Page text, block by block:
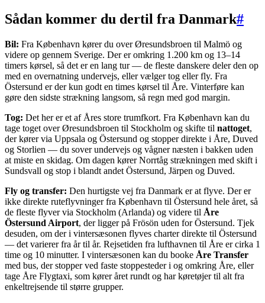
Sådan kommer du dertil fra Danmark#
Bil: Fra København kører du over Øresundsbroen til Malmö og
videre op gennem Sverige. Der er omkring 1.200 km og 13–14
timers kørsel, så det er en lang tur — de fleste danskere deler den op
med en overnatning undervejs, eller vælger tog eller fly. Fra
Östersund er der kun godt en times kørsel til Åre. Vinterføre kan
gøre den sidste strækning langsom, så regn med god margin.
Tog: Det her er et af Åres store trumfkort. Fra København kan du
tage toget over Øresundsbroen til Stockholm og skifte til nattoget,
der kører via Uppsala og Östersund og stopper direkte i Åre, Duved
og Storlien — du sover undervejs og vågner næsten i bakken uden
at miste en skidag. Om dagen kører Norrtåg strækningen med skift i
Sundsvall og stop i blandt andet Östersund, Järpen og Duved.
Fly og transfer: Den hurtigste vej fra Danmark er at flyve. Der er
ikke direkte ruteflyvninger fra København til Östersund hele året, så
de fleste flyver via Stockholm (Arlanda) og videre til Åre
Östersund Airport, der ligger på Frösön uden for Östersund. Tjek
desuden, om der i vintersæsonen flyves charter direkte til Östersund
— det varierer fra år til år. Rejsetiden fra lufthavnen til Åre er cirka 1
time og 10 minutter. I vintersæsonen kan du booke Åre Transfer
med bus, der stopper ved faste stoppesteder i og omkring Åre, eller
tage Åre Flygtaxi, som kører året rundt og har køretøjer til alt fra
enkeltrejsende til større grupper.